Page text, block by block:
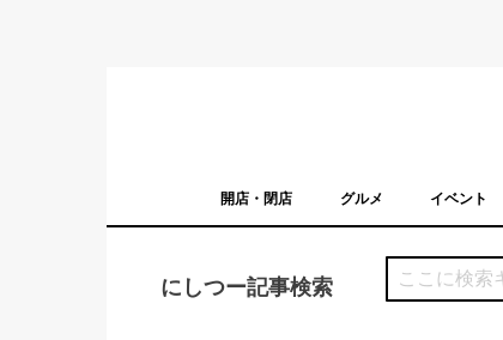
開店・閉店 グルメ イベント
にしつー記事検索